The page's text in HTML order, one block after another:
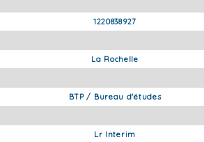
1220838927
La Rochelle
BTP / Bureau d'études
Lr Interim